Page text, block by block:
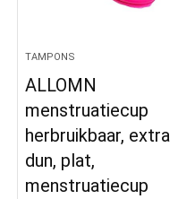
TAMPONS
ALLOMN
menstruatiecup
herbruikbaar, extra
dun, plat,
menstruatiecup